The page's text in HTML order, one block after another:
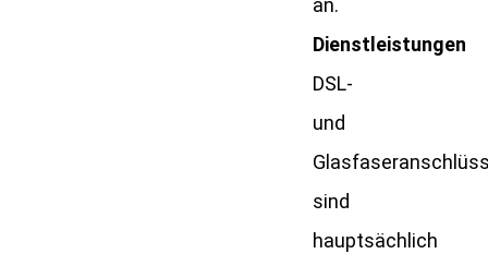
an.
Dienstleistungen
DSL-
und
sind
hauptsächlich